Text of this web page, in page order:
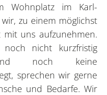
Wohnplatz im Karl-
zu einem möglichst
uns aufzunehmen.
nicht kurzfristig
noch keine
sprechen wir gerne
und Bedarfe. Wir